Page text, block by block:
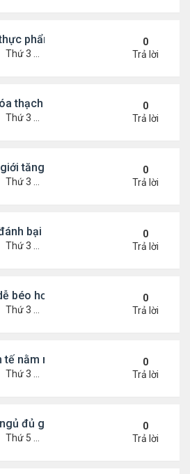
phẩm tốt cho người cao huyết
Thứ 3 Tháng 12 13, 2022 11:14 am
0
Trả lời
thạch sống tồn tại lâu nhất trên
Thứ 3 Tháng 12 13, 2022 11:11 am
0
Trả lời
tăng thẳng đứng
Thứ 3 Tháng 12 13, 2022 10:54 am
0
Trả lời
bại rắn mamba đen
Thứ 3 Tháng 12 13, 2022 10:50 am
0
Trả lời
béo hơn vào mùa đông?
Thứ 3 Tháng 12 13, 2022 10:42 am
0
Trả lời
tế nằm ngoài dự liệu của Fed
Thứ 3 Tháng 12 13, 2022 10:35 am
0
Trả lời
đủ giấc
Thứ 5 Tháng 12 08, 2022 5:04 pm
0
Trả lời